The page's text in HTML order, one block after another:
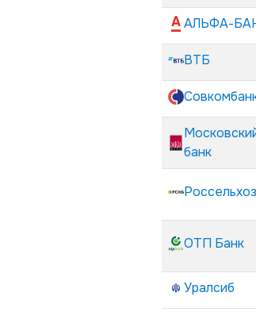
АЛЬФА-
ВТБ
банк
ОТП Банк
Уралсиб